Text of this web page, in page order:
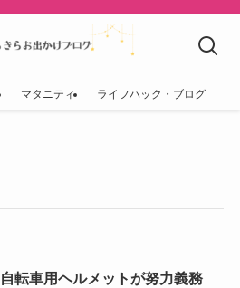
マタニティ ライフハック・ブログ
自転車用ヘルメットが努力義務